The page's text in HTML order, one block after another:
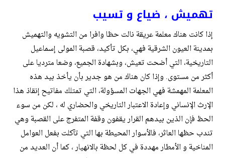
تهميش ، ضياع و تسيب
إذا كانت هناك معلمة عريقة نالت حظا وافرا من التشويه والتهميش
بمدينة العيون الشرقية فهي، بكل تأكيد، قصبة المولى إسماعيل
التاريخية، التي أضحت تعيش، وبشهادة الجميع، وضعا مترديا على
أكثر من مستوى. وإذا كان هناك من هو جدير بأن يأخذ بيد هذه
المعلمة المهمشة فهي الجهات المسؤولة، التي تمتلك مفاتيح إنقاذ هذا
الإرث الإنساني وإعادة الاعتبار التاريخي والحضاري له ، لكن من سوء
الحظ فإن الذين بيدهم القرار يقفون وقفة المتفرج على القصبة وهي
تندب حظها العاثر، فالأسوار المحيطة بها التي تآكلت بفعل العوامل
المناخية و الأمطار مهددة في كل لحظة بالانهيار ، كما أن العديد من